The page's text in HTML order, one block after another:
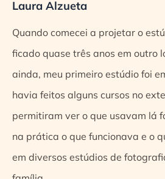
Laura Alzueta
Quando comecei a projetar o
ficado quase três anos em outro
ainda, meu primeiro estúdio foi
havia feitos alguns cursos no
permitiram ver o que usavam lá
na prática o que funcionava e o
em diversos estúdios de